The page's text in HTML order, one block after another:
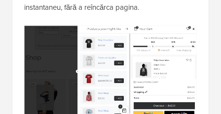
instantaneu, fără a reîncărca pagina.